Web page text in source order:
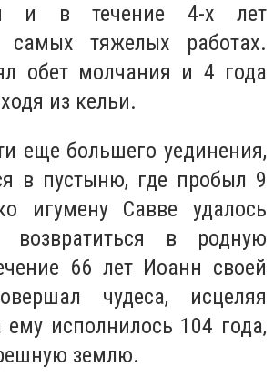
и в течение 4-х лет
самых тяжелых работах.
обет молчания и 4 года
из кельи.
еще большего уединения,
в пустыню, где пробыл 9
игумену Савве удалось
возвратиться в родную
66 лет Иоанн своей
чудеса, исцеляя
исполнилось 104 года,
землю.